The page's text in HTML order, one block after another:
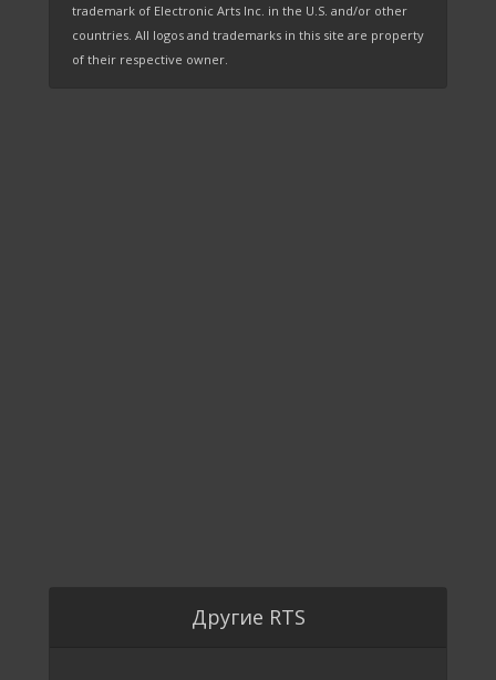
trademark of Electronic Arts Inc. in the U.S. and/or other
countries. All logos and trademarks in this site are property
of their respective owner.
Другие RTS